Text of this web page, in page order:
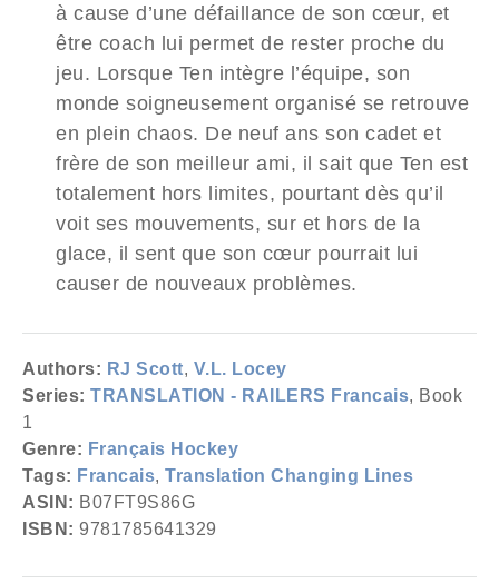
à cause d’une défaillance de son cœur, et
être coach lui permet de rester proche du
jeu. Lorsque Ten intègre l’équipe, son
monde soigneusement organisé se retrouve
en plein chaos. De neuf ans son cadet et
frère de son meilleur ami, il sait que Ten est
totalement hors limites, pourtant dès qu’il
voit ses mouvements, sur et hors de la
glace, il sent que son cœur pourrait lui
causer de nouveaux problèmes.
Authors: RJ Scott, V.L. Locey
Series: TRANSLATION - RAILERS Francais, Book
1
Genre: Français Hockey
Tags: Francais, Translation Changing Lines
ASIN: B07FT9S86G
ISBN: 9781785641329